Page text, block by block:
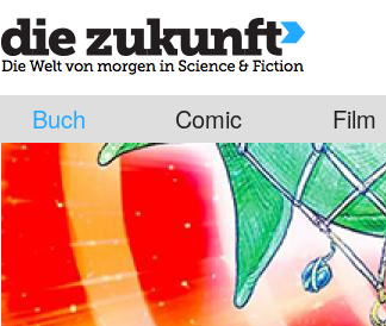
Buch Comic Film